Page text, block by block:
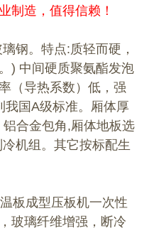
制造，值得信赖！
钢。特点:质轻而硬，
) 中间硬质聚氨酯发泡
（导热系数）低，强
我国A级标准。厢体厚
合金包角,厢体地板选
机组。其它按标配生
成型压板机一次性
玻璃纤维增强，断冷